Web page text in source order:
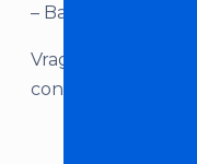
– Banner ‘75 jaar’
Vragen over dit
contact met ons op!